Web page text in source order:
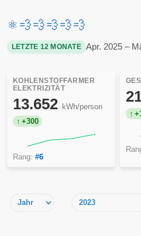
⚛️ 💨💨💨💨💨
LETZTE 12 MONATE Apr. 2025 –
KOHLENSTOFFARMER
ELEKTRIZITÄT
13.652 kWh/person
+300
Rang: #6